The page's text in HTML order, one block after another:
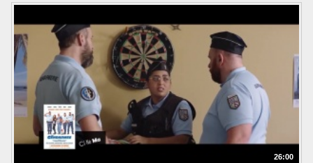
26:00